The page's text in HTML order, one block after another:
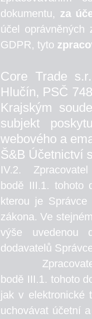
dokumentu, za
účel
GDPR, tyto
Core Trade
Hlučín, PSČ
Krajským
subjekt
webového a
Š&B Účetnictví
IV.2. Zpracovatel
bodě III.1. tohoto
kterou je
zákona. Ve
výše uvedenou
dodavatelů
Zpracovatel
bodě III.1. tohoto
jak v
uchovávat účetní